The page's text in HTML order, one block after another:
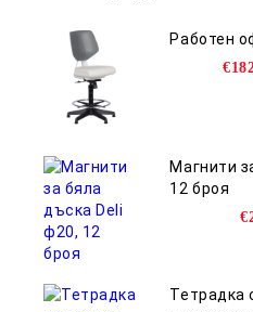
Работен
Магнити
12 броя
Тетрадка